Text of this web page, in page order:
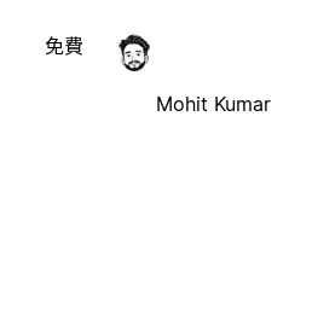
免費
Mohit Kumar